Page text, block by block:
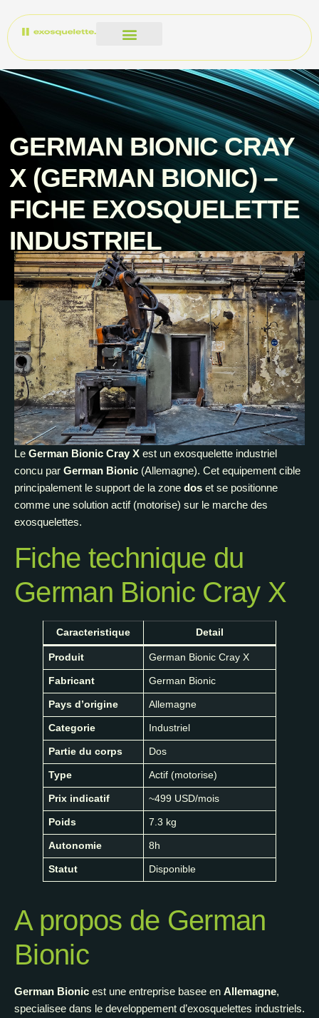
GERMAN BIONIC CRAY
X (GERMAN BIONIC) –
FICHE EXOSQUELETTE
INDUSTRIEL
Le German Bionic Cray X est un exosquelette industriel
concu par German Bionic (Allemagne). Cet equipement cible
principalement le support de la zone dos et se positionne
comme une solution actif (motorise) sur le marche des
exosquelettes.
Fiche technique du
German Bionic Cray X
Caracteristique Detail
Produit German Bionic Cray X
Fabricant German Bionic
Pays d’origine Allemagne
Categorie Industriel
Partie du corps Dos
Type Actif (motorise)
Prix indicatif ~499 USD/mois
Poids 7.3 kg
Autonomie 8h
Statut Disponible
A propos de German
Bionic
German Bionic est une entreprise basee en Allemagne,
specialisee dans le developpement d’exosquelettes industriels.